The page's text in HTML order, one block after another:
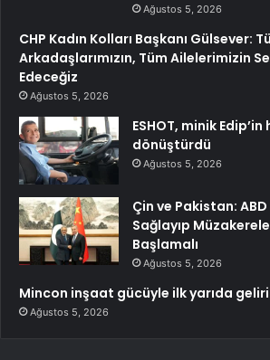
Ağustos 5, 2026
CHP Kadın Kolları Başkanı Gülsever:
Arkadaşlarımızın, Tüm Ailelerimizin
Edeceğiz
Ağustos 5, 2026
ESHOT, minik
dönüştürdü
Ağustos 5, 2026
Çin ve Pakistan:
Sağlayıp
Başlamalı
Ağustos 5, 2026
Mincon inşaat gücüyle ilk yarıda
Ağustos 5, 2026